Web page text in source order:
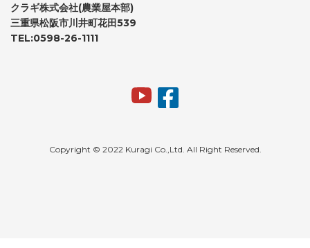
クラギ株式会社(農業屋本部)
三重県松阪市川井町花田539
TEL:0598-26-1111
Copyright © 2022 Kuragi Co.,Ltd. All Right Reserved.